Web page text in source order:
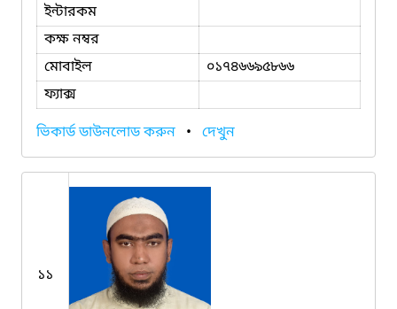
ইন্টারকম
কক্ষ নম্বর
মোবাইল
০১৭৪৬৬৯৫৮৬৬
ফ্যাক্স
ভিকার্ড ডাউনলোড করুন • দেখুন
১১